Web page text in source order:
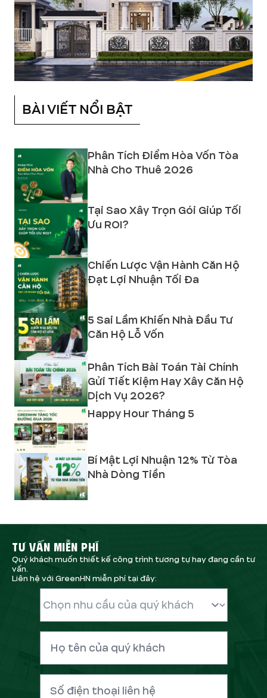
BÀI VIẾT NỔI BẬT
Phân Tích Điểm Hòa Vốn Tòa
Nhà Cho Thuê 2026
Tại Sao Xây Trọn Gói Giúp Tối
Ưu ROI?
Chiến Lược Vận Hành Căn Hộ
Đạt Lợi Nhuận Tối Đa
5 Sai Lầm Khiến Nhà Đầu Tư
Căn Hộ Lỗ Vốn
Phân Tích Bài Toán Tài Chính
Gửi Tiết Kiệm Hay Xây Căn Hộ
Dịch Vụ 2026?
Happy Hour Tháng 5
Bí Mật Lợi Nhuận 12% Từ Tòa
Nhà Dòng Tiền
TƯ VẤN MIỄN PHÍ
Quý khách muốn thiết kế công trình tương tự hay đang cần tư
vấn.
Liên hệ với GreenHN miễn phí tại đây: